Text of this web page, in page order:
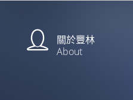
關於豐林
About